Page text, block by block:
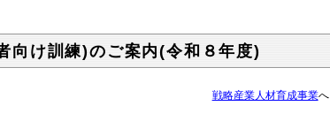
向け訓練)のご案内(令和８年度)
戦略産業人材育成事業へ